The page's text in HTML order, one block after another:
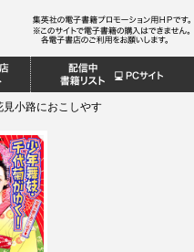
小路におこしやす